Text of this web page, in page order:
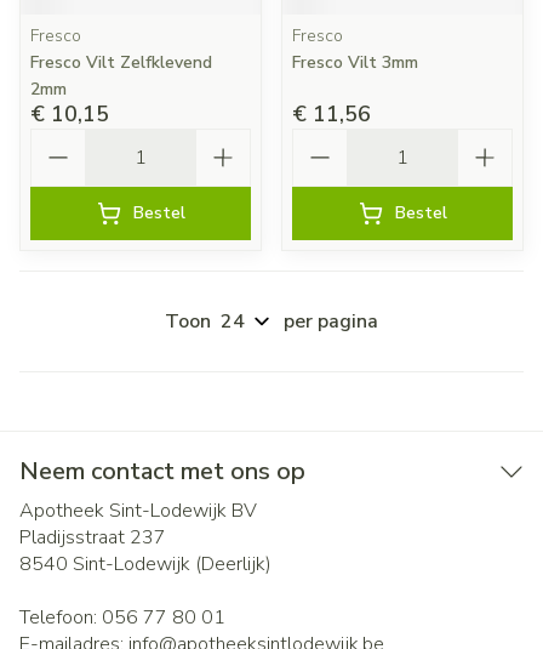
Fresco
Fresco Vilt Zelfklevend
2mm
€ 10,15
Bestel
Fresco
Fresco Vilt 3mm
€ 11,56
Bestel
Toon per pagina
Neem contact met ons op
Apotheek Sint-Lodewijk BV
Pladijsstraat 237
8540 Sint-Lodewijk (Deerlijk)
Telefoon: 056 77 80 01